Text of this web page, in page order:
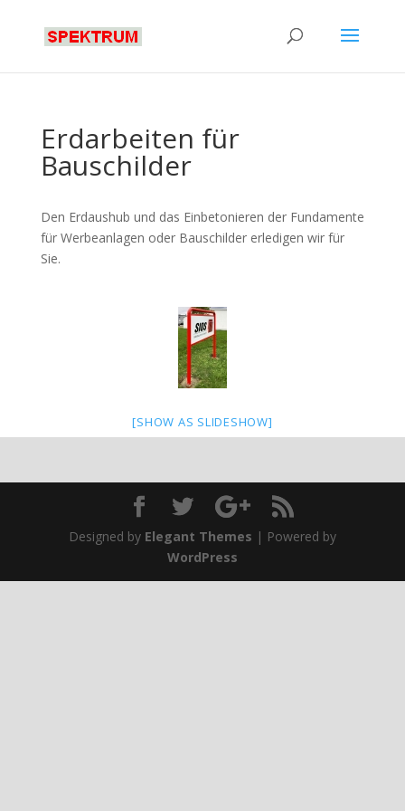
Erdarbeiten für
Bauschilder
Den Erdaushub und das Einbetonieren der Fundamente
für Werbeanlagen oder Bauschilder erledigen wir für
Sie.
[SHOW AS SLIDESHOW]
Designed by Elegant Themes | Powered by
WordPress